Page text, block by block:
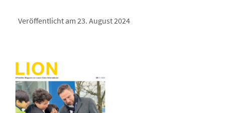
Veröffentlicht am 23. August 2024